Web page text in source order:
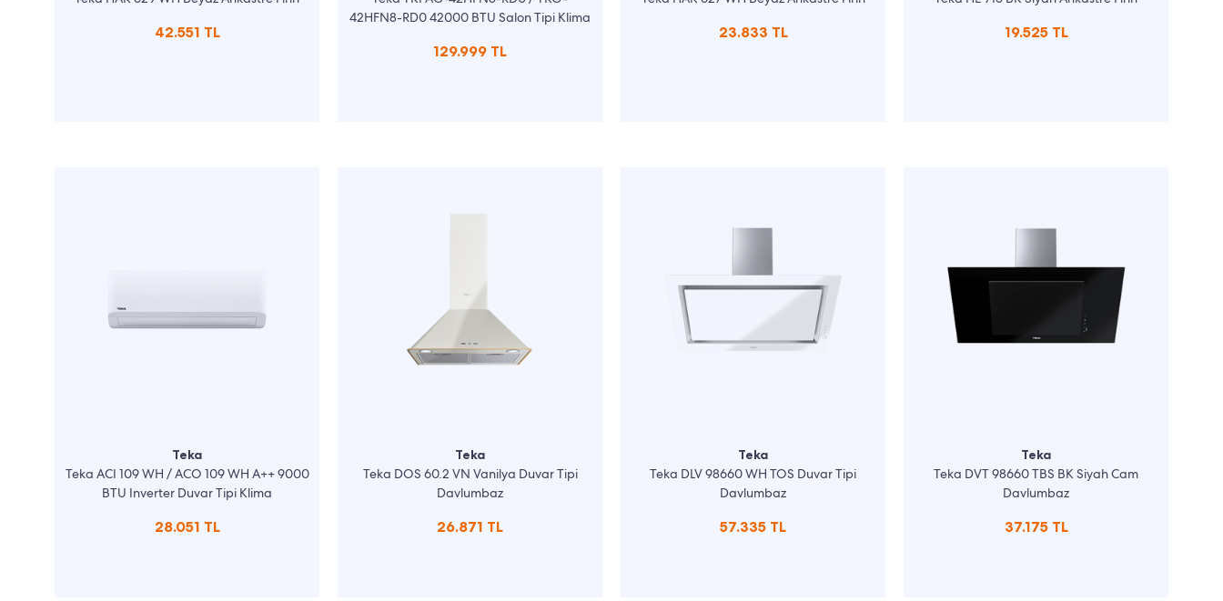
42.551 TL
42HFN8-RD0 42000 BTU Salon Tipi Klima
129.999 TL
23.833 TL 19.525 TL
Teka
Teka ACI 109 WH / ACO 109 WH A++ 9000
BTU Inverter Duvar Tipi Klima
28.051 TL
Teka
Teka DOS 60.2 VN Vanilya Duvar Tipi
Davlumbaz
26.871 TL
Teka
Teka DLV 98660 WH TOS Duvar Tipi
Davlumbaz
57.335 TL
Teka
Teka DVT 98660 TBS BK Siyah Cam
Davlumbaz
37.175 TL